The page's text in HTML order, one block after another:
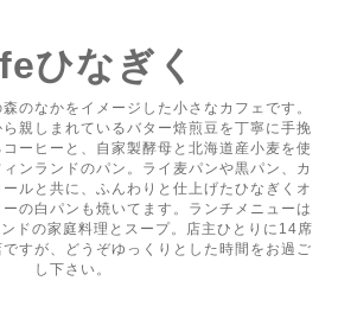
ひなぎく
のなかをイメージした小さなカフェです。
親しまれているバター焙煎豆を丁寧に手挽
ーヒーと、自家製酵母と北海道産小麦を使
ンランドのパン。ライ麦パンや黒パン、カ
ルと共に、ふんわりと仕上げたひなぎくオ
の白パンも焼いてます。ランチメニューは
ドの家庭料理とスープ。店主ひとりに14席
すが、どうぞゆっくりとした時間をお過ご
し下さい。